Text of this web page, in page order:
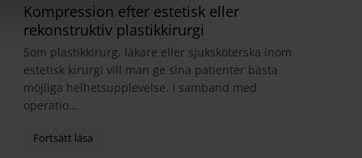
Kompression efter estetisk eller
rekonstruktiv plastikkirurgi
Som plastikkirurg, läkare eller sjuksköterska inom
estetisk kirurgi vill man ge sina patienter bästa
möjliga helhetsupplevelse. I samband med
operatio...